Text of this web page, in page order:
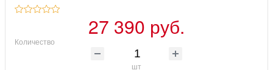
27 390 руб.
Количество
шт